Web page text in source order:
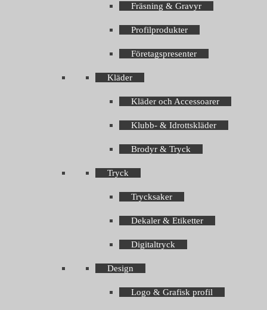
Fräsning & Gravyr
Profilprodukter
Företagspresenter
Kläder
Kläder och Accessoarer
Klubb- & Idrottskläder
Brodyr & Tryck
Tryck
Trycksaker
Dekaler & Etiketter
Digitaltryck
Design
Logo & Grafisk profil